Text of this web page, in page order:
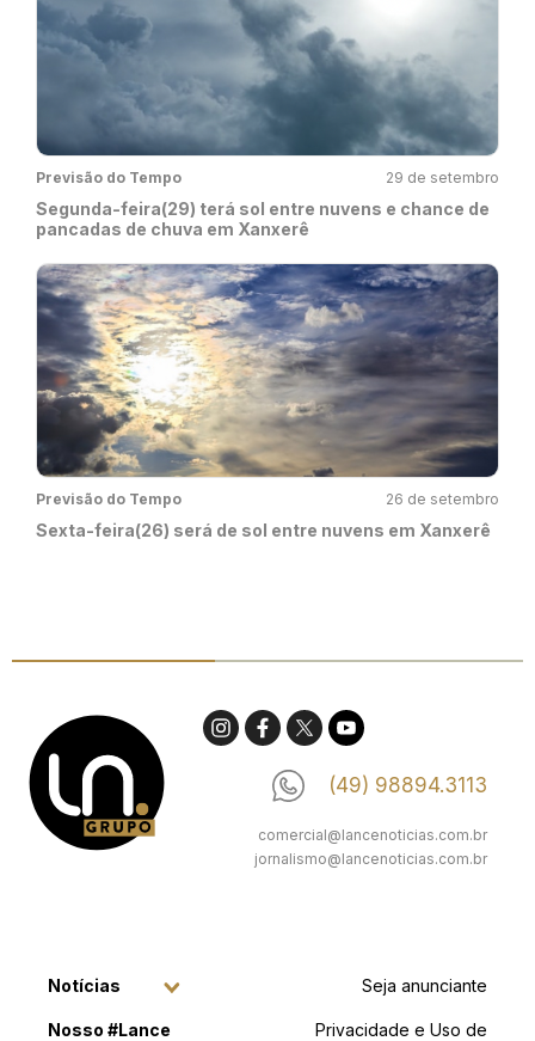
Previsão do Tempo 29 de setembro
Segunda-feira(29) terá sol entre nuvens e chance de
pancadas de chuva em Xanxerê
Previsão do Tempo 26 de setembro
Sexta-feira(26) será de sol entre nuvens em Xanxerê
(49) 98894.3113
comercial@lancenoticias.com.br
jornalismo@lancenoticias.com.br
Notícias
Nosso #Lance
Seja anunciante
Privacidade e Uso de